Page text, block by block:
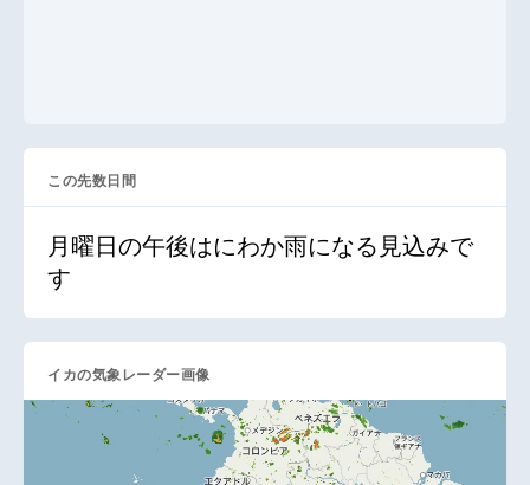
この先数日間
月曜日の午後はにわか雨になる見込みで
す
イカの気象レーダー画像